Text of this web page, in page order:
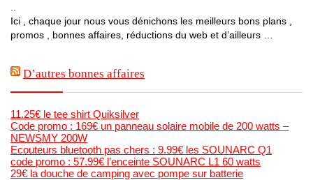
Ici , chaque jour nous vous dénichons les meilleurs bons plans ,
promos , bonnes affaires, réductions du web et d’ailleurs …
D’autres bonnes affaires
11.25€ le tee shirt Quiksilver
Code promo : 169€ un panneau solaire mobile de 200 watts –
NEWSMY 200W
Ecouteurs bluetooth pas chers : 9.99€ les SOUNARC Q1
code promo : 57.99€ l’enceinte SOUNARC L1 60 watts
29€ la douche de camping avec pompe sur batterie